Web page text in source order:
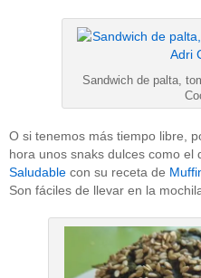
Sandwich de palta,
O si tenemos más tiempo libre,
hora unos snaks dulces como el
Saludable con su receta de
Son fáciles de llevar en la